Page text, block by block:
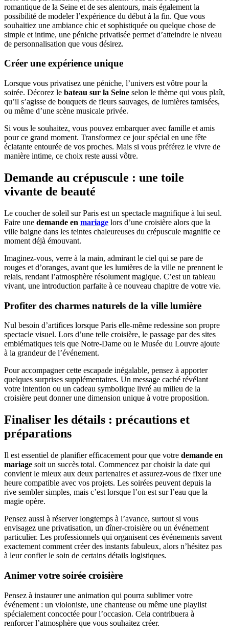
romantique de la Seine et de ses alentours, mais également la
possibilité de modeler l’expérience du début à la fin. Que vous
souhaitiez une ambiance chic et sophistiquée ou quelque chose de
simple et intime, une péniche privatisée permet d’atteindre le niveau
de personnalisation que vous désirez.
Créer une expérience unique
Lorsque vous privatisez une péniche, l’univers est vôtre pour la
soirée. Décorez le bateau sur la Seine selon le thème qui vous plaît,
qu’il s’agisse de bouquets de fleurs sauvages, de lumières tamisées,
ou même d’une scène musicale privée.
Si vous le souhaitez, vous pouvez embarquer avec famille et amis
pour ce grand moment. Transformez ce jour spécial en une fête
éclatante entourée de vos proches. Mais si vous préférez le vivre de
manière intime, ce choix reste aussi vôtre.
Demande au crépuscule : une toile
vivante de beauté
Le coucher de soleil sur Paris est un spectacle magnifique à lui seul.
Faire une demande en mariage lors d’une croisière alors que la
ville baigne dans les teintes chaleureuses du crépuscule magnifie ce
moment déjà émouvant.
Imaginez-vous, verre à la main, admirant le ciel qui se pare de
rouges et d’oranges, avant que les lumières de la ville ne prennent le
relais, rendant l’atmosphère résolument magique. C’est un tableau
vivant, une introduction parfaite à ce nouveau chapitre de votre vie.
Profiter des charmes naturels de la ville lumière
Nul besoin d’artifices lorsque Paris elle-même redessine son propre
spectacle visuel. Lors d’une telle croisière, le passage par des sites
emblématiques tels que Notre-Dame ou le Musée du Louvre ajoute
à la grandeur de l’événement.
Pour accompagner cette escapade inégalable, pensez à apporter
quelques surprises supplémentaires. Un message caché révélant
votre intention ou un cadeau symbolique livré au milieu de la
croisière peut donner une dimension unique à votre proposition.
Finaliser les détails : précautions et
préparations
Il est essentiel de planifier efficacement pour que votre demande en
mariage soit un succès total. Commencez par choisir la date qui
convient le mieux aux deux partenaires et assurez-vous de fixer une
heure compatible avec vos projets. Les soirées peuvent depuis la
rive sembler simples, mais c’est lorsque l’on est sur l’eau que la
magie opère.
Pensez aussi à réserver longtemps à l’avance, surtout si vous
envisagez une privatisation, un dîner-croisière ou un événement
particulier. Les professionnels qui organisent ces événements savent
exactement comment créer des instants fabuleux, alors n’hésitez pas
à leur confier le soin de certains détails logistiques.
Animer votre soirée croisière
Pensez à instaurer une animation qui pourra sublimer votre
événement : un violoniste, une chanteuse ou même une playlist
spécialement concoctée pour l’occasion. Cela contribuera à
renforcer l’atmosphère que vous souhaitez créer.